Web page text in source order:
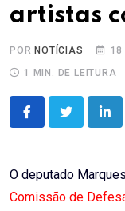
artistas
POR NOTÍCIAS
18
1 MIN. DE LEITURA
O deputado
Comissão de